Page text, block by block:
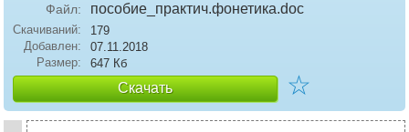
Файл: пособие_практич.фонетика.doc
Скачиваний:
179
Добавлен:
07.11.2018
Размер:
647 Кб
Скачать ☆